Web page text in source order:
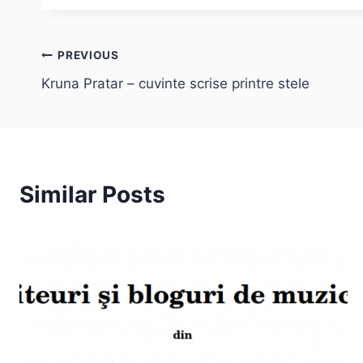
Post
navigation
PREVIOUS
Kruna Pratar – cuvinte scrise printre stele
Similar Posts